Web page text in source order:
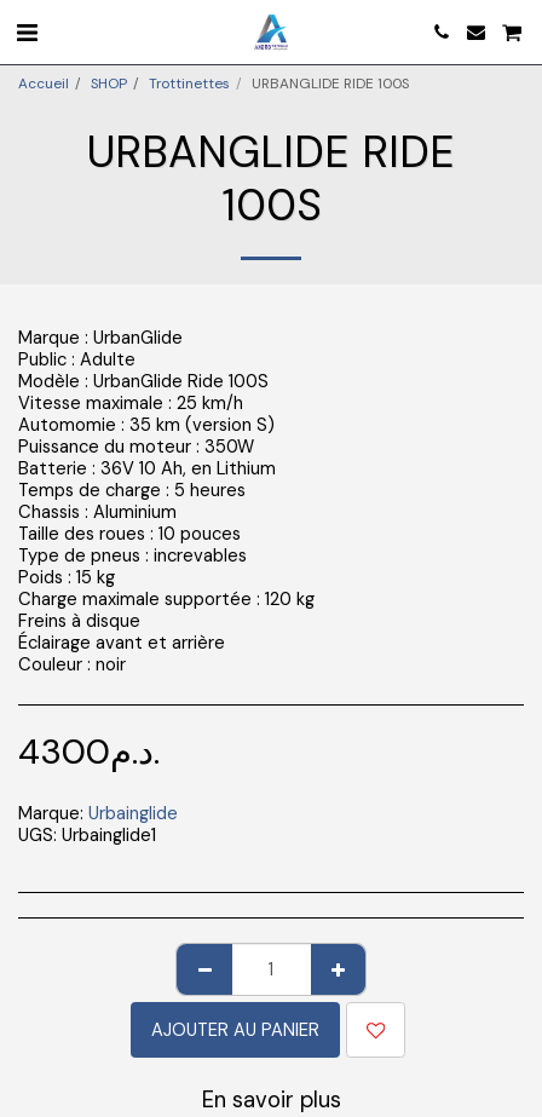
Accueil SHOP Trottinettes URBANGLIDE RIDE 100S
URBANGLIDE RIDE
100S
Marque : UrbanGlide
Public : Adulte
Modèle : UrbanGlide Ride 100S
Vitesse maximale : 25 km/h
Automomie : 35 km (version S)
Puissance du moteur : 350W
Batterie : 36V 10 Ah, en Lithium
Temps de charge : 5 heures
Chassis : Aluminium
Taille des roues : 10 pouces
Type de pneus : increvables
Poids : 15 kg
Charge maximale supportée : 120 kg
Freins à disque
Éclairage avant et arrière
Couleur : noir
4300 د.م.
Marque: Urbainglide
UGS: Urbainglide1
AJOUTER AU PANIER
En savoir plus